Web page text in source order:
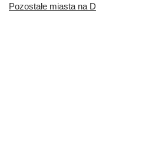
Pozostałe miasta na D